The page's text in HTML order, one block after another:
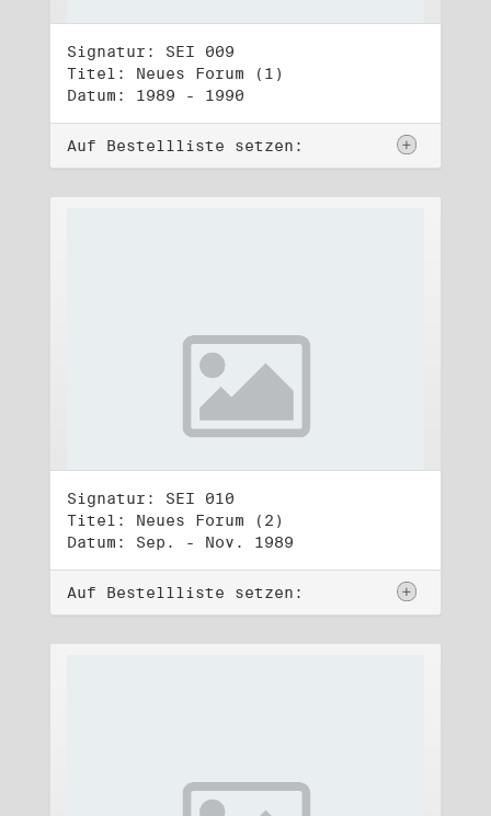
Signatur: SEI 009
Titel: Neues Forum (1)
Datum: 1989 - 1990
Auf Bestellliste setzen:
Signatur: SEI 010
Titel: Neues Forum (2)
Datum: Sep. - Nov. 1989
Auf Bestellliste setzen: